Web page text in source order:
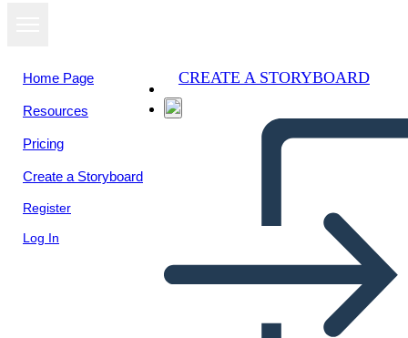
Home Page
Resources
Pricing
Create a Storyboard
Register
Log In
CREATE A STORYBOARD
View as
slideshow